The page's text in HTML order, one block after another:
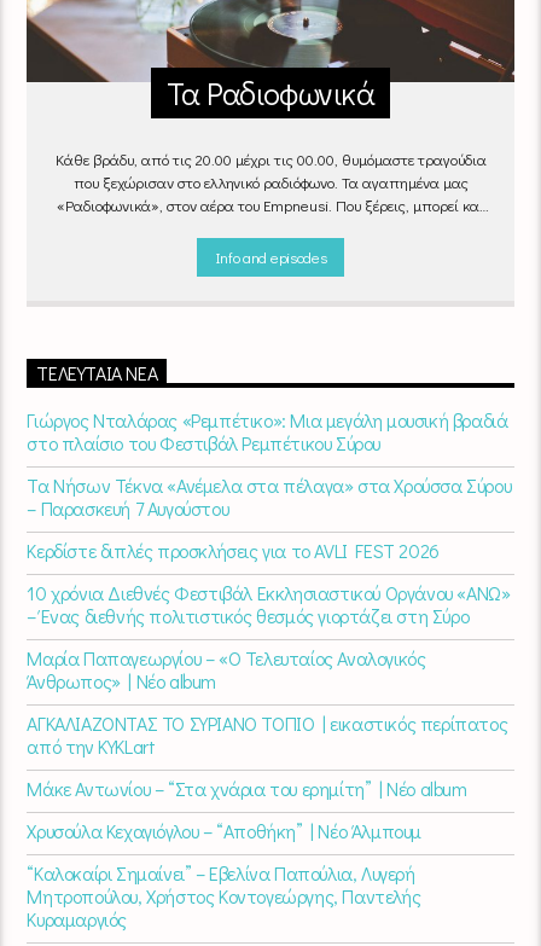
Τα Ραδιοφωνικά
Κάθε βράδυ, από τις 20.00 μέχρι τις 00.00, θυμόμαστε τραγούδια
που ξεχώρισαν στο ελληνικό ραδιόφωνο. Τα αγαπημένα μας
«Ραδιοφωνικά», στον αέρα του Empneusi. Που ξέρεις, μπορεί και
:00 – 00:00 στον Empneusi 107 FM
Info and episodes
ΤΕΛΕΥΤΑΊΑ ΝΈΑ
Γιώργος Νταλάρας «Ρεμπέτικο»: Μια μεγάλη μουσική βραδιά
στο πλαίσιο του Φεστιβάλ Ρεμπέτικου Σύρου
Τα Νήσων Τέκνα «Ανέμελα στα πέλαγα» στα Χρούσσα Σύρου
– Παρασκευή 7 Αυγούστου
Κερδίστε διπλές προσκλήσεις για το AVLI FEST 2026
10 χρόνια Διεθνές Φεστιβάλ Εκκλησιαστικού Οργάνου «ΑΝΩ»
– Ένας διεθνής πολιτιστικός θεσμός γιορτάζει στη Σύρο​
Μαρία Παπαγεωργίου – «Ο Τελευταίος Αναλογικός
Άνθρωπος» | Νέο album
ΑΓΚΑΛΙΑΖΟΝΤΑΣ ΤΟ ΣΥΡΙΑΝΟ ΤΟΠΙΟ | εικαστικός περίπατος
από την KYKLart
Μάκε Αντωνίου – “Στα χνάρια του ερημίτη” | Νέο album
Χρυσούλα Κεχαγιόγλου – “Αποθήκη” | Νέο Άλμπουμ
“Καλοκαίρι Σημαίνει” – Εβελίνα Παπούλια, Λυγερή
Μητροπούλου, Χρήστος Κοντογεώργης, Παντελής
Κυραμαργιός